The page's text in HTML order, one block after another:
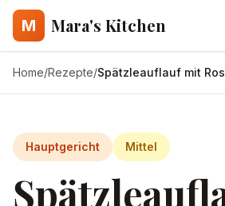
M Mara's Kitchen
Home/Rezepte/Spätzleauflauf mit
Hauptgericht Mittel